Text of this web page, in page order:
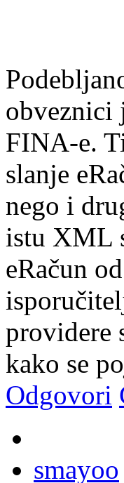
obveznici
FINA-e.
slanje
nego i
istu XML
eRačun
providere
kako se
Odgovori
smayoo